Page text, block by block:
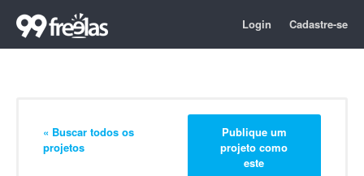
Login Cadastre-se
« Buscar todos os
projetos
Publique um
projeto como
este